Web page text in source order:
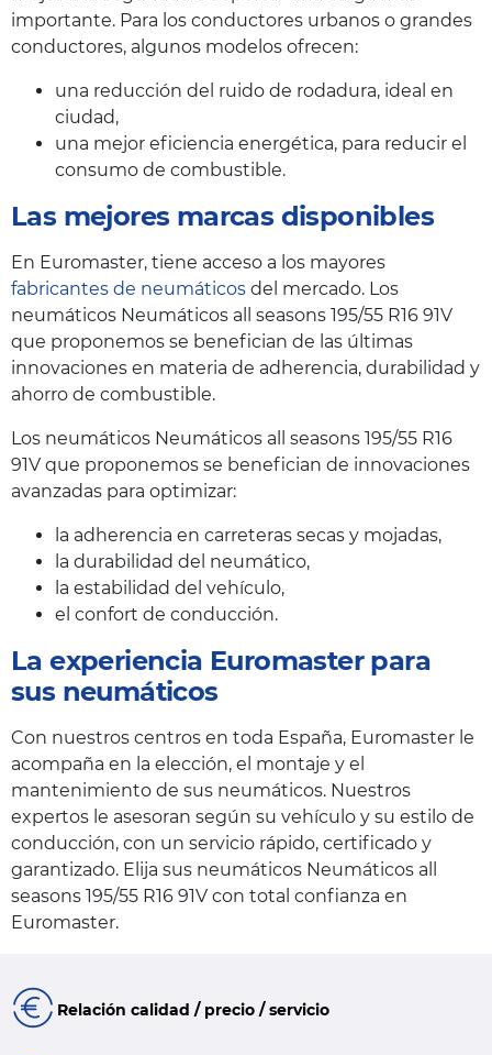
importante. Para los conductores urbanos o grandes
conductores, algunos modelos ofrecen:
una reducción del ruido de rodadura, ideal en
ciudad,
una mejor eficiencia energética, para reducir el
consumo de combustible.
Las mejores marcas disponibles
En Euromaster, tiene acceso a los mayores
fabricantes de neumáticos del mercado. Los
neumáticos Neumáticos all seasons 195/55 R16 91V
que proponemos se benefician de las últimas
innovaciones en materia de adherencia, durabilidad y
ahorro de combustible.
Los neumáticos Neumáticos all seasons 195/55 R16
91V que proponemos se benefician de innovaciones
avanzadas para optimizar:
la adherencia en carreteras secas y mojadas,
la durabilidad del neumático,
la estabilidad del vehículo,
el confort de conducción.
La experiencia Euromaster para
sus neumáticos
Con nuestros centros en toda España, Euromaster le
acompaña en la elección, el montaje y el
mantenimiento de sus neumáticos. Nuestros
expertos le asesoran según su vehículo y su estilo de
conducción, con un servicio rápido, certificado y
garantizado. Elija sus neumáticos Neumáticos all
seasons 195/55 R16 91V con total confianza en
Euromaster.
Relación calidad / precio / servicio